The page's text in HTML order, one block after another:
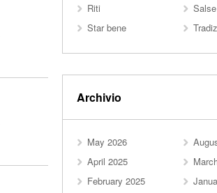
Riti
Star bene
Archivio
May 2026
April 2025
February 2025